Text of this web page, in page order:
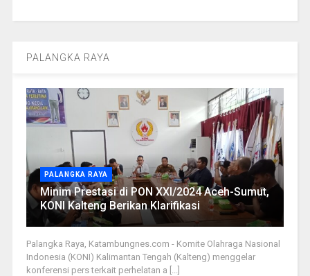
PALANGKA RAYA
PALANGKA RAYA
Minim Prestasi di PON XXI/2024 Aceh-Sumut,
KONI Kalteng Berikan Klarifikasi
Palangka Raya, Katambungnes.com - Komite Olahraga Nasional
Indonesia (KONI) Kalimantan Tengah (Kalteng) menggelar
konferensi pers terkait perhelatan a [...]